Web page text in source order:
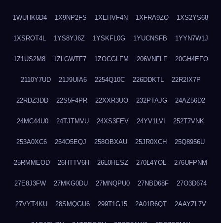
1WUHK6D4 1X9NP2FS 1XEHVF4N 1XFRA9ZO 1XS2YS68
1XSROT4L 1YS8YJ6Z 1YSKFL0G 1YUCNSFB 1YYN7W1J
1Z1US2M8 1ZLGWTF7 1ZOCGLFM 206VNFLF 20GH4EFO
2110Y7UD 21J9UIA6 2254Q10C 226DDKTL 22R2IX7P
22RDZ3DD 22S5F4PR 22XXR3UO 232PTAJG 24AZ56D2
24MC44U0 24TJTMVU 24XS3FEV 24YV1LVI 252T7VNK
253A0XC6 254O5EQJ 258OBXAU 25JR0XCH 25Q8956U
25RMMEOD 26HTTV6H 26L0HESZ 270L4YOL 276UFPNM
27E8J3FW 27MKG0DU 27MNQPU0 27NBD68F 27O3D674
27VYT4KU 28SMQGU6 299T1G15 2A01R6QT 2AAYZL7V